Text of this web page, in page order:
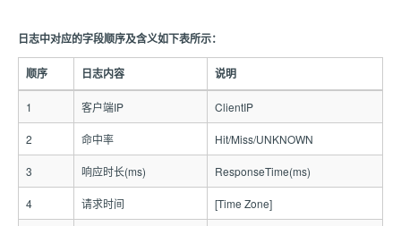
日志中对应的字段顺序及含义如下表所示：
顺序 日志内容 说明
1 客户端IP ClientIP
2 命中率 Hit/Miss/UNKNOWN
3 响应时长(ms) ResponseTime(ms)
4 请求时间 [Time Zone]